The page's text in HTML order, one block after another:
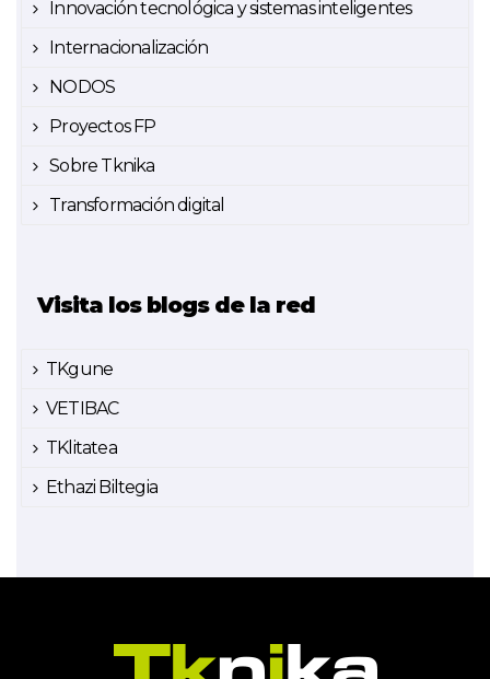
Innovación tecnológica y sistemas inteligentes
Internacionalización
NODOS
Proyectos FP
Sobre Tknika
Transformación digital
Visita los blogs de la red
TKgune
VETIBAC
TKlitatea
Ethazi Biltegia